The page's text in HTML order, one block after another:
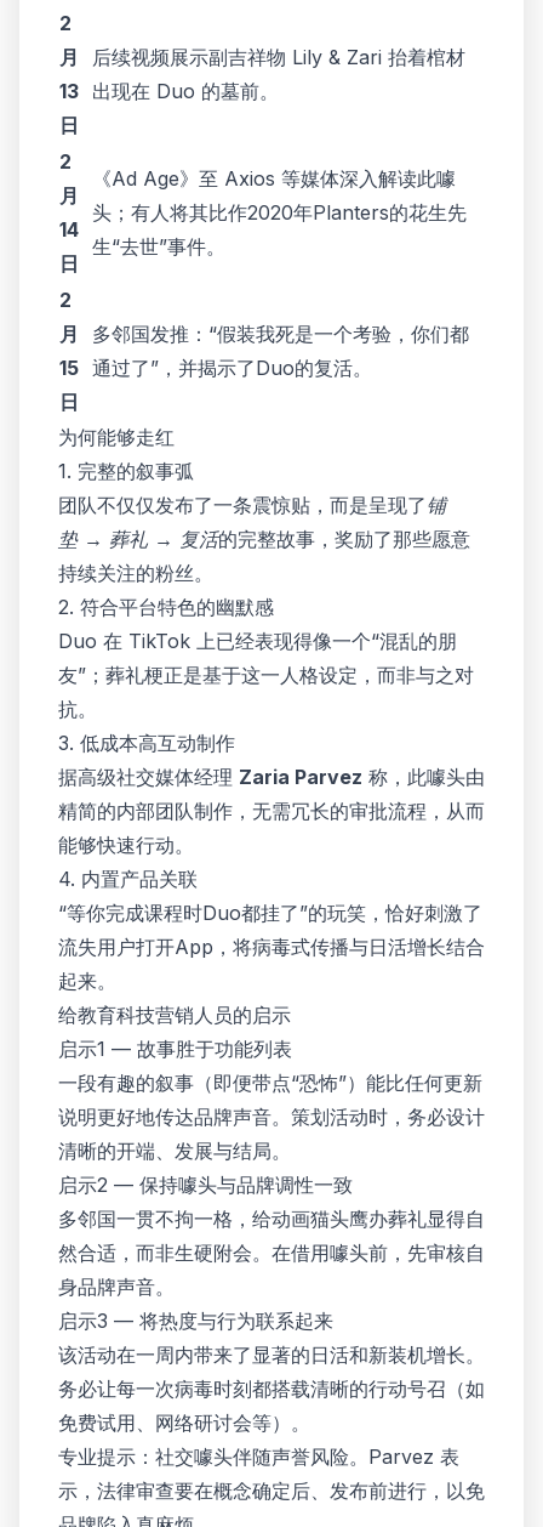
2
月
13
日
后续视频展示副吉祥物 Lily & Zari 抬着棺材
出现在 Duo 的墓前。
2
月
14
日
《Ad Age》至 Axios 等媒体深入解读此噱
头；有人将其比作2020年Planters的花生先
生“去世”事件。
2
月
15
日
多邻国发推：“假装我死是一个考验，你们都
通过了”，并揭示了Duo的复活。
为何能够走红
1. 完整的叙事弧
团队不仅仅发布了一条震惊贴，而是呈现了铺
垫 → 葬礼 → 复活的完整故事，奖励了那些愿意
持续关注的粉丝。
2. 符合平台特色的幽默感
Duo 在 TikTok 上已经表现得像一个“混乱的朋
友”；葬礼梗正是基于这一人格设定，而非与之对
抗。
3. 低成本高互动制作
据高级社交媒体经理 Zaria Parvez 称，此噱头由
精简的内部团队制作，无需冗长的审批流程，从而
能够快速行动。
4. 内置产品关联
“等你完成课程时Duo都挂了”的玩笑，恰好刺激了
流失用户打开App，将病毒式传播与日活增长结合
起来。
给教育科技营销人员的启示
启示1 — 故事胜于功能列表
一段有趣的叙事（即便带点“恐怖”）能比任何更新
说明更好地传达品牌声音。策划活动时，务必设计
清晰的开端、发展与结局。
启示2 — 保持噱头与品牌调性一致
多邻国一贯不拘一格，给动画猫头鹰办葬礼显得自
然合适，而非生硬附会。在借用噱头前，先审核自
身品牌声音。
启示3 — 将热度与行为联系起来
该活动在一周内带来了显著的日活和新装机增长。
务必让每一次病毒时刻都搭载清晰的行动号召（如
免费试用、网络研讨会等）。
专业提示：社交噱头伴随声誉风险。Parvez 表
示，法律审查要在概念确定后、发布前进行，以免